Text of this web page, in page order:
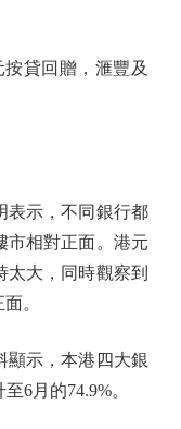
貸回贈，滙豐及
示，不同銀行都
市相對正面。港元
大，同時觀察到
。
示，本港四大銀
6月的74.9%。